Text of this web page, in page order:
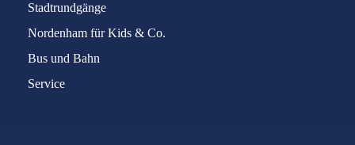
Stadtrundgänge
Nordenham für Kids & Co.
Bus und Bahn
Service